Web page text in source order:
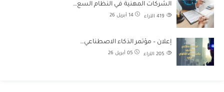
الشركات المهنية في النظام السع…
14 أبريل 26 الآراء
إعلان – مؤتمر الذكاء الاصطناعي…
05 أبريل 26 الآراء